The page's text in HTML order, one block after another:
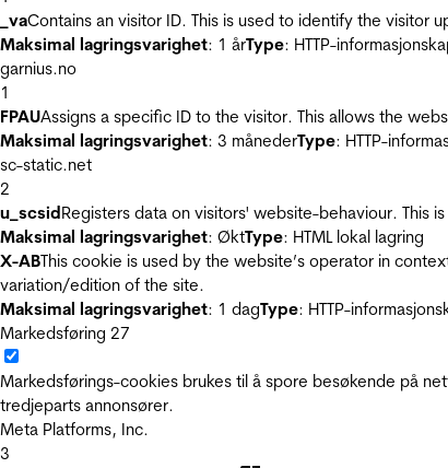
_vaContains an visitor ID. This is used to identify the visitor
Maksimal lagringsvarighet: 1 årType: HTTP-
garnius.no
1
FPAUAssigns a specific ID to the visitor. This allows the
Maksimal lagringsvarighet: 3 månederType: HTTP-
sc-static.net
2
u_scsidRegisters data on visitors' website-behaviour. This
Maksimal lagringsvarighet: ØktType: HTML lokal lagring
X-ABThis cookie is used by the website’s operator in
variation/edition of the site.
Maksimal lagringsvarighet: 1 dagType: HTTP-
Markedsføring 27
Markedsførings-cookies brukes til å spore besøkende på
tredjeparts annonsører.
Meta Platforms, Inc.
3